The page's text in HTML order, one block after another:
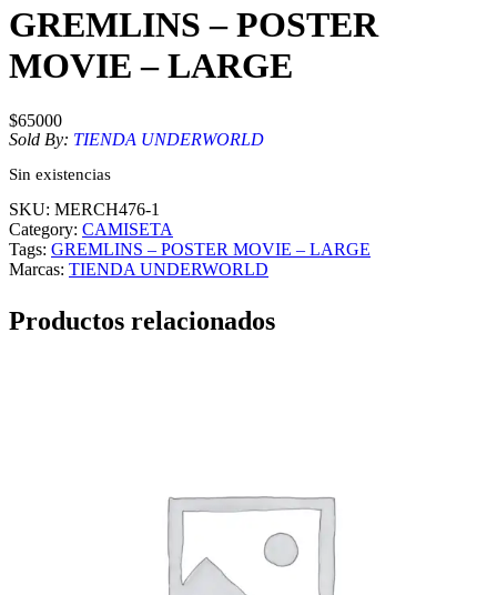
GREMLINS – POSTER
MOVIE – LARGE
$65000
Sold By: TIENDA UNDERWORLD
Sin existencias
SKU: MERCH476-1
Category: CAMISETA
Tags: GREMLINS – POSTER MOVIE – LARGE
Marcas: TIENDA UNDERWORLD
Productos relacionados